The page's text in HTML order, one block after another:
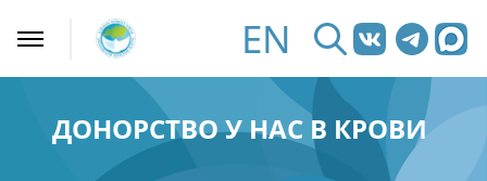
EN
ДОНОРСТВО У НАС В КРОВИ